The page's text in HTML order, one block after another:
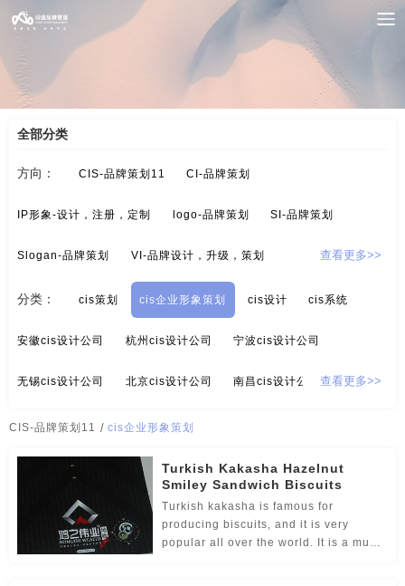
案例索引 /
全部分类
方向： CIS-品牌策划11 CI-品牌策划
IP形象-设计，注册，定制 logo-品牌策划 SI-品牌策划
Slogan-品牌策划 VI-品牌设计，升级，策划
酒/白酒/红酒-品牌策划 保健品-品牌策划
标示设计-酒店标示，商业标示，房地产标示 餐饮-品牌策划
茶-品牌定位，品牌升级，包装设计 超市-品牌策划
房地产-品牌设计 地铁-品牌策划
店铺-LOGO设计，品牌定位
儿童-品牌策划 服装-品牌策划 工业-品牌策划
查看更多>>
分类： cis策划 cis企业形象策划 cis设计 cis系统
安徽cis设计公司 杭州cis设计公司 宁波cis设计公司
无锡cis设计公司 北京cis设计公司 南昌cis设计公司
成都cis设计公司 合肥cis设计公司
武汉cis设计公司 东莞cis设计公司 厦门cis设计公司
广州cis设计公司 河南cis设计公司 深圳cis设计公司
长沙cis设计公司 贵州cis设计公司 温州cis设计公司
查看更多>>
CIS-品牌策划11 / cis企业形象策划
Turkish Kakasha Hazelnut
Smiley Sandwich Biscuits
Turkish kakasha is famous for
producing biscuits, and it is very
popular all over the world. It is a must-